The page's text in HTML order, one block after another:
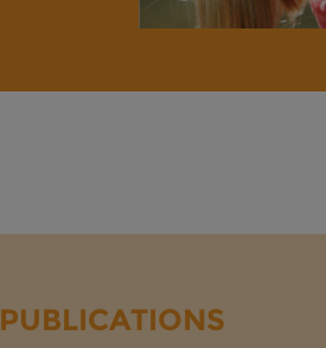
PUBLICATIONS